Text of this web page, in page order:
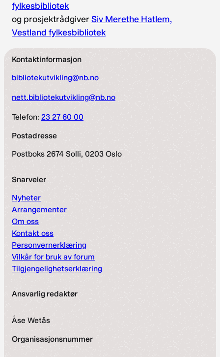
fylkesbibliotek
og prosjektrådgiverSiv Merethe Hatlem,
Vestland fylkesbibliotek
Kontaktinformasjon
bibliotekutvikling@nb.no
nett.bibliotekutvikling@nb.no
Telefon: 23 27 60 00
Postadresse
Postboks 2674 Solli, 0203 Oslo
Snarveier
Nyheter
Arrangementer
Om oss
Kontakt oss
Personvernerklæring
Vilkår for bruk av forum
Tilgjengelighetserklæring
Ansvarlig redaktør
Åse Wetås
Organisasjonsnummer